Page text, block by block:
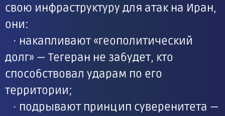
свою инфраструктуру для атак на Иран,
они:
· накапливают «геополитический
долг» — Тегеран не забудет, кто
способствовал ударам по его
территории;
· подрывают принцип суверенитета —